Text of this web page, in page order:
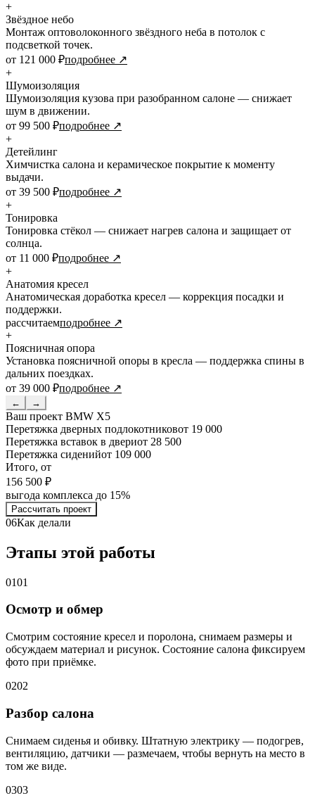
+
Звёздное небо
Монтаж оптоволоконного звёздного неба в потолок с
подсветкой точек.
от 121 000 ₽подробнее ↗
+
Шумоизоляция
Шумоизоляция кузова при разобранном салоне — снижает
шум в движении.
от 99 500 ₽подробнее ↗
+
Детейлинг
Химчистка салона и керамическое покрытие к моменту
выдачи.
от 39 500 ₽подробнее ↗
+
Тонировка
Тонировка стёкол — снижает нагрев салона и защищает от
солнца.
от 11 000 ₽подробнее ↗
+
Анатомия кресел
Анатомическая доработка кресел — коррекция посадки и
поддержки.
рассчитаемподробнее ↗
+
Поясничная опора
Установка поясничной опоры в кресла — поддержка спины в
дальних поездках.
от 39 000 ₽подробнее ↗
← →
Ваш проект BMW X5
Перетяжка дверных подлокотниковот 19 000
Перетяжка вставок в двериот 28 500
Перетяжка сиденийот 109 000
Итого, от
156 500 ₽
выгода комплекса до 15%
Рассчитать проект
06Как делали
Этапы этой работы
0101
Осмотр и обмер
Смотрим состояние кресел и поролона, снимаем размеры и
обсуждаем материал и рисунок. Состояние салона фиксируем
фото при приёмке.
0202
Разбор салона
Снимаем сиденья и обивку. Штатную электрику — подогрев,
вентиляцию, датчики — размечаем, чтобы вернуть на место в
том же виде.
0303